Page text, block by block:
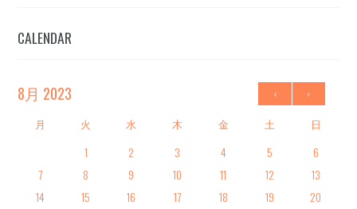
CALENDAR
8月 2023
月 火 水 木 金 土 日
1 2 3 4 5
6
7
8 9 10 11 12
13
14
15 16 17 18 19
20